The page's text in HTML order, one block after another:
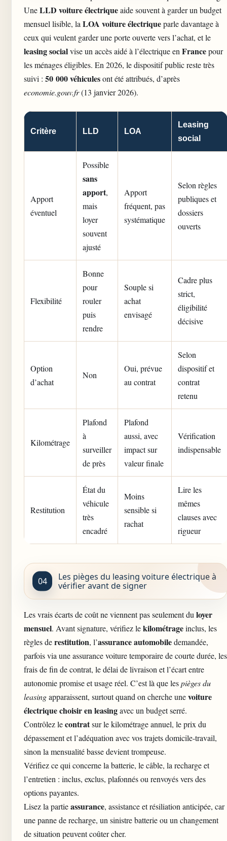
UneLLD voiture électriqueaide souvent à garder un budget
mensuel lisible, la LOA voiture électriqueparle davantage à
ceux qui veulent garder une porte ouverte vers l’achat, et le
leasing socialvise un accès aidé à l’électrique en Francepour
les ménages éligibles. En 2026, le dispositif public reste très
suivi : 50 000 véhiculesont été attribués, d’après
economie.gouv.fr(13 janvier 2026).
Critère LLD LOA
Leasing
social
Apport
éventuel
Possible
sans
apport,
mais
loyer
souvent
ajusté
Apport
fréquent, pas
systématique
Selon règles
publiques et
dossiers
ouverts
Flexibilité
Bonne
pour
rouler
puis
rendre
Souple si
achat
envisagé
Cadre plus
strict,
éligibilité
décisive
Option
d’achat
Non
Oui, prévue
au contrat
Selon
dispositif et
contrat
retenu
Kilométrage
Plafond
à
surveiller
de près
Plafond
aussi, avec
impact sur
valeur finale
Vérification
indispensable
Restitution
État du
véhicule
très
encadré
Moins
sensible si
rachat
Lire les
mêmes
clauses avec
rigueur
Les pièges du leasing voiture électrique à
vérifier avant de signer
Les vrais écarts de coût ne viennent pas seulement du loyer
mensuel. Avant signature, vérifiez lekilométrageinclus, les
règles derestitution, l’assurance automobiledemandée,
parfois via uneassurance voiture temporaire de courte durée, les
frais de fin de contrat, le délai de livraison et l’écart entre
autonomie promise et usage réel. C’est là que lespièges du
leasingapparaissent, surtout quand on cherche unevoiture
électrique choisir en leasingavec un budget serré.
Contrôlez lecontratsur le kilométrage annuel, le prix du
dépassement et l’adéquation avec vos trajets domicile-travail,
sinon la mensualité basse devient trompeuse.
Vérifiez ce qui concerne la batterie, le câble, la recharge et
l’entretien : inclus, exclus, plafonnés ou renvoyés vers des
options payantes.
Lisez la partieassurance, assistance et résiliation anticipée, car
une panne de recharge, un sinistre batterie ou un changement
de situation peuvent coûter cher.